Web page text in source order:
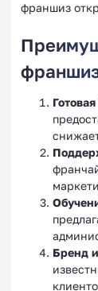
франшиз
Бренд